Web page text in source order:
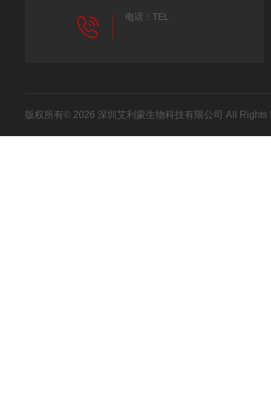
电话：TEL
版权所有© 2026 深圳艾利蒙生物科技有限公司 All